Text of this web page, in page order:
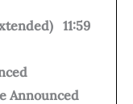
11:59
Announced